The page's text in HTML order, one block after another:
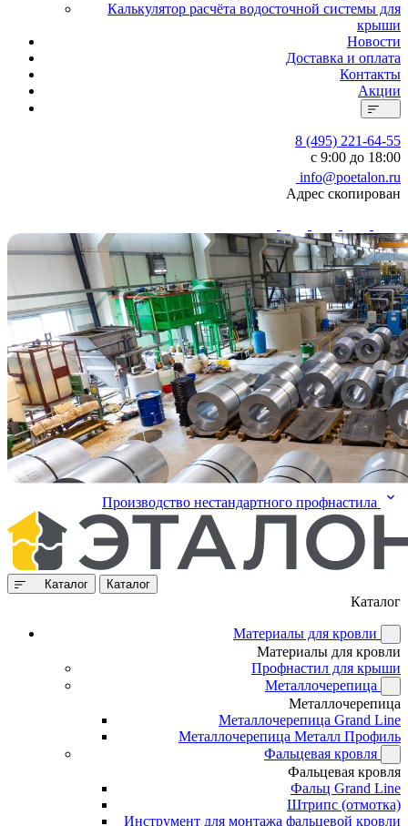
Калькулятор расчёта водосточной системы для
крыши
Новости
Доставка и оплата
Контакты
Акции
8 (495) 221-64-55
с 9:00 до 18:00
info@poetalon.ru
Адрес скопирован
Производство нестандартного профнастила
Каталог Каталог
Каталог
Материалы для кровли
Материалы для кровли
Профнастил для крыши
Металлочерепица
Металлочерепица
Металлочерепица Grand Line
Металлочерепица Металл Профиль
Фальцевая кровля
Фальцевая кровля
Фальц Grand Line
Штрипс (отмотка)
Инструмент для монтажа фальцевой кровли